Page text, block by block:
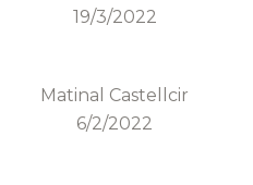
19/3/2022
Matinal Castellcir
6/2/2022